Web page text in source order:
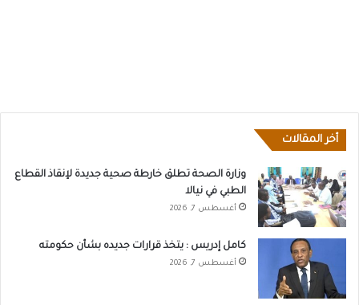
أخر المقالات
وزارة الصحة تطلق خارطة صحية جديدة لإنقاذ القطاع
الطبي في نيالا
أغسطس 7, 2026
كامل إدريس : يتخذ قرارات جديده بشأن حكومته
أغسطس 7, 2026